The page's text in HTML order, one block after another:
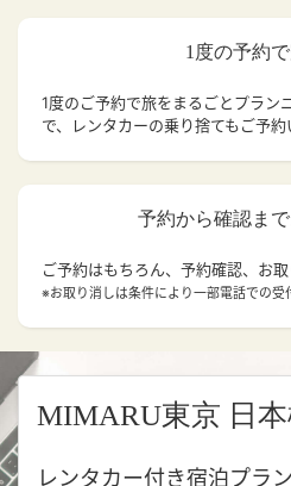
1度の予約で
1度のご予約で旅をまるごとプラン
で、レンタカーの乗り捨てもご予約
予約から確認ま
ご予約はもちろん、予約確認、お取
※お取り消しは条件により一部電話での受
MIMARU東京 日
レンタカー付き宿泊プラ